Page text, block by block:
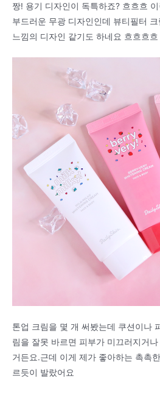
짱! 용기 디자인이 독특하죠? 흐흐흐
부드러운 무광 디자인인데 뷰티필터
느낌의 디자인 같기도 하네요 흐흐흐흐
톤업 크림을 몇 개 써봤는데 쿠션이나
림을 잘못 바르면 피부가 미끄러지거
거든요.근데 이게 제가 좋아하는 촉촉
르듯이 발랐어요